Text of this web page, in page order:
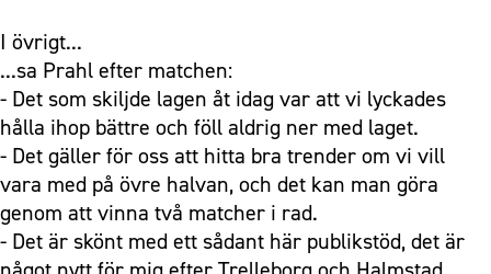
I övrigt...
...sa Prahl efter matchen:
- Det som skiljde lagen åt idag var att vi lyckades
hålla ihop bättre och föll aldrig ner med laget.
- Det gäller för oss att hitta bra trender om vi vill
vara med på övre halvan, och det kan man göra
genom att vinna två matcher i rad.
- Det är skönt med ett sådant här publikstöd, det är